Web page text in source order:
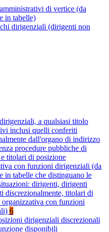
di vertice (da
in tabelle)
dirigenziali (dirigenti non
a qualsiasi titolo
inclusi quelli conferiti
dall'organo di indirizzo
procedure pubbliche di
e titolari di posizione
con funzioni dirigenziali (da
in tabelle che distinguano le
dirigenti, dirigenti
discrezionalmente, titolari di
organizzativa con funzioni
6
dirigenziali discrezionali
disponibili